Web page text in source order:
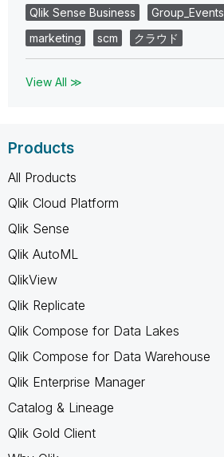
Qlik Sense Business
Group_Events
marketing
scm クラウド
View All ≫
Products
All Products
Qlik Cloud Platform
Qlik Sense
Qlik AutoML
QlikView
Qlik Replicate
Qlik Compose for Data Lakes
Qlik Compose for Data Warehouse
Qlik Enterprise Manager
Catalog & Lineage
Qlik Gold Client